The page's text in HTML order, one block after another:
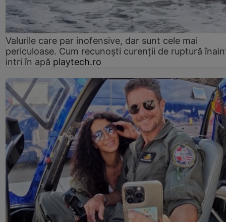
Valurile care par inofensive, dar sunt cele mai
periculoase. Cum recunoști curenții de ruptură
intri în apă playtech.ro